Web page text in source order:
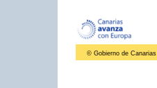
© Gobierno de Canarias